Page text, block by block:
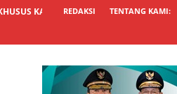
KALTARA UNGGUL, USUL...
REDAKSI TENTANG KAMI: